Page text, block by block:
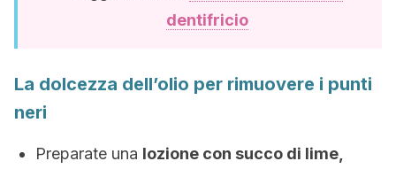
dentifricio
La dolcezza dell’olio per rimuovere i punti
neri
Preparate una lozione con succo di lime,